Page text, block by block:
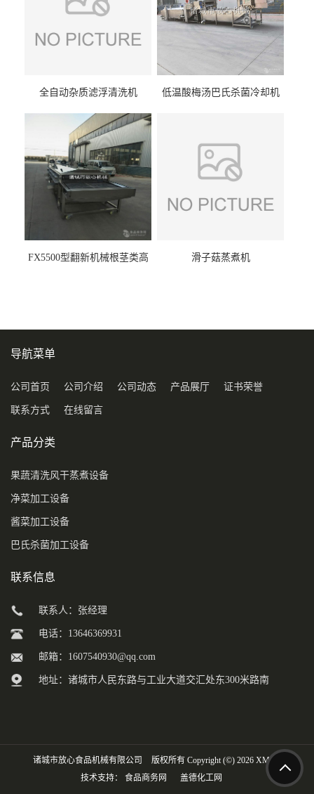
全自动杂质滤浮清洗机 低温酸梅汤巴氏杀菌冷却机
FX5500型翻新机械根茎类高
滑子菇蒸煮机
导航菜单
公司首页 公司介绍 公司动态 产品展厅 证书荣誉
联系方式 在线留言
产品分类
果蔬清洗风干蒸煮设备
净菜加工设备
酱菜加工设备
巴氏杀菌加工设备
联系信息
联系人：张经理
电话：13646369931
邮箱： 1607540930@qq.com
地址：诸城市人民东路与工业大道交汇处东300米路南
诸城市放心食品机械有限公司 版权所有 Copyright (©) 2026 XML
技术支持： 食品商务网 盖德化工网